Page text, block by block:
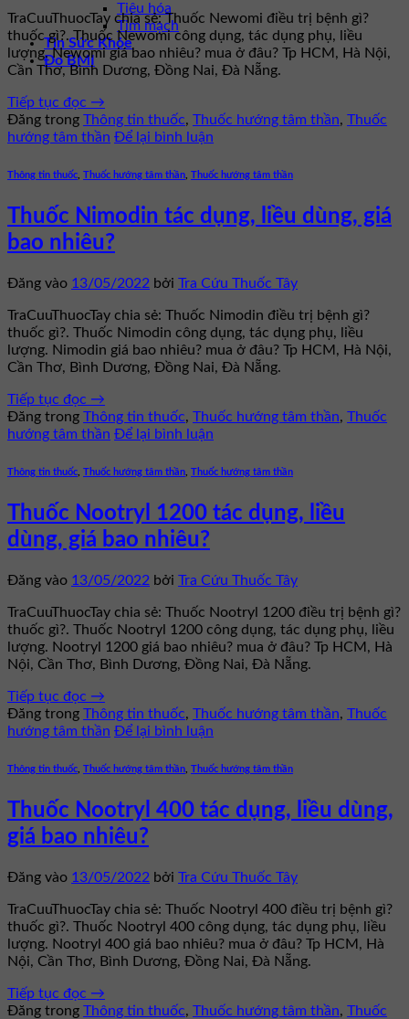
Tiêu hóa
Tim mạch
Tin Sức Khỏe
Đo BMI
TraCuuThuocTay chia sẻ: Thuốc Newomi điều trị bệnh gì?
thuốc gì?. Thuốc Newomi công dụng, tác dụng phụ, liều
lượng. Newomi giá bao nhiêu? mua ở đâu? Tp HCM, Hà Nội,
Cần Thơ, Bình Dương, Đồng Nai, Đà Nẵng.
Tiếp tục đọc →
Đăng trong Thông tin thuốc, Thuốc hướng tâm thần, Thuốc
hướng tâm thần Để lại bình luận
Thông tin thuốc Thuốc hướng tâm thần Thuốc hướng tâm thần
Thuốc Nimodin tác dụng, liều dùng, giá
bao nhiêu?
Đăng vào 13/05/2022 bởi Tra Cứu Thuốc Tây
TraCuuThuocTay chia sẻ: Thuốc Nimodin điều trị bệnh gì?
thuốc gì?. Thuốc Nimodin công dụng, tác dụng phụ, liều
lượng. Nimodin giá bao nhiêu? mua ở đâu? Tp HCM, Hà Nội,
Cần Thơ, Bình Dương, Đồng Nai, Đà Nẵng.
Tiếp tục đọc →
Đăng trong Thông tin thuốc, Thuốc hướng tâm thần, Thuốc
hướng tâm thần Để lại bình luận
Thông tin thuốc Thuốc hướng tâm thần Thuốc hướng tâm thần
Thuốc Nootryl 1200 tác dụng, liều
dùng, giá bao nhiêu?
Đăng vào 13/05/2022 bởi Tra Cứu Thuốc Tây
TraCuuThuocTay chia sẻ: Thuốc Nootryl 1200 điều trị bệnh gì?
thuốc gì?. Thuốc Nootryl 1200 công dụng, tác dụng phụ, liều
lượng. Nootryl 1200 giá bao nhiêu? mua ở đâu? Tp HCM, Hà
Nội, Cần Thơ, Bình Dương, Đồng Nai, Đà Nẵng.
Tiếp tục đọc →
Đăng trong Thông tin thuốc, Thuốc hướng tâm thần, Thuốc
hướng tâm thần Để lại bình luận
Thông tin thuốc Thuốc hướng tâm thần Thuốc hướng tâm thần
Thuốc Nootryl 400 tác dụng, liều dùng,
giá bao nhiêu?
Đăng vào 13/05/2022 bởi Tra Cứu Thuốc Tây
TraCuuThuocTay chia sẻ: Thuốc Nootryl 400 điều trị bệnh gì?
thuốc gì?. Thuốc Nootryl 400 công dụng, tác dụng phụ, liều
lượng. Nootryl 400 giá bao nhiêu? mua ở đâu? Tp HCM, Hà
Nội, Cần Thơ, Bình Dương, Đồng Nai, Đà Nẵng.
Tiếp tục đọc →
Đăng trong Thông tin thuốc, Thuốc hướng tâm thần, Thuốc